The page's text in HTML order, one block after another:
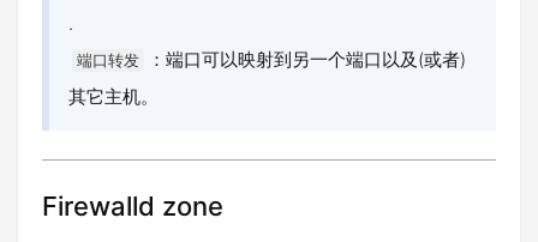
.
端口转发
：端口可以映射到另一个端口以及(或者)
其它主机。
Firewalld zone